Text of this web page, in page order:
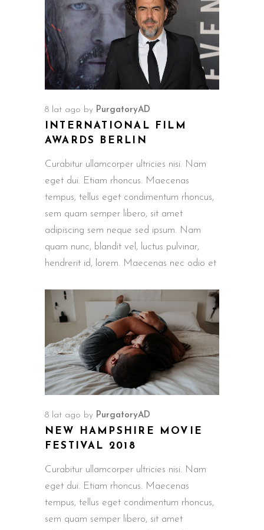
8 lat ago by PurgatoryAD
INTERNATIONAL FILM
AWARDS BERLIN
Curabitur ullamcorper ultricies nisi. Nam
eget dui. Etiam rhoncus. Maecenas
tempus, tellus eget condimentum rhoncus,
sem quam semper libero, sit amet
adipiscing sem neque sed ipsum. Nam
quam nunc, blandit vel, luctus pulvinar,
hendrerit id, lorem. Maecenas nec odio et
8 lat ago by PurgatoryAD
NEW HAMPSHIRE MOVIE
FESTIVAL 2018
Curabitur ullamcorper ultricies nisi. Nam
eget dui. Etiam rhoncus. Maecenas
tempus, tellus eget condimentum rhoncus,
sem quam semper libero, sit amet